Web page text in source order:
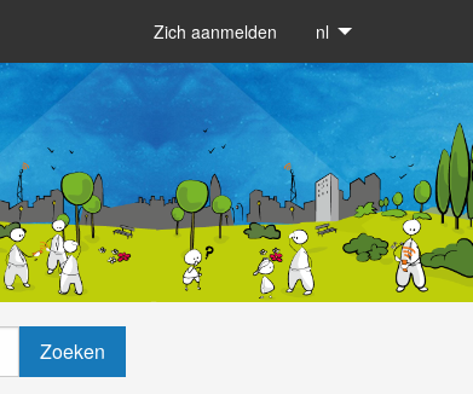
Zich aanmelden nl